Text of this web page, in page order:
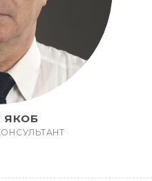
ЯКОБ